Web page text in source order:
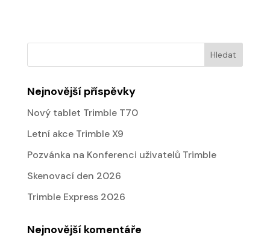
Nejnovější příspěvky
Nový tablet Trimble T70
Letní akce Trimble X9
Pozvánka na Konferenci uživatelů Trimble
Skenovací den 2026
Trimble Express 2026
Nejnovější komentáře